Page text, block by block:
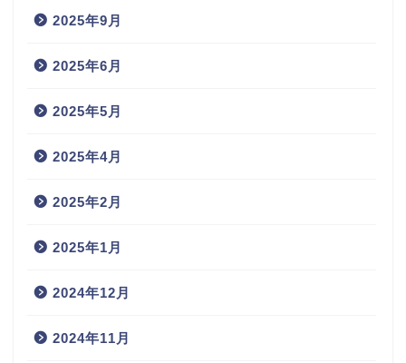
2025年9月
2025年6月
2025年5月
2025年4月
2025年2月
2025年1月
2024年12月
2024年11月